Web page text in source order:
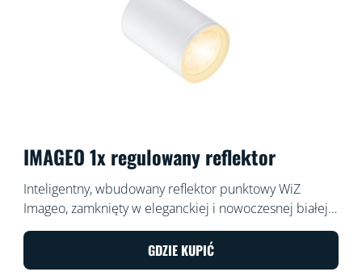
IMAGEO 1x regulowany reflektor
Inteligentny, wbudowany reflektor punktowy WiZ
Imageo, zamknięty w eleganckiej i nowoczesnej białej
oprawie, świeci jednym regulowanym snopem światła
w ciepłej lub chłodnej temperaturze barwowej bieli.
Możesz nim sterować za pomocą aplikacji WiZ lub
GDZIE KUPIĆ